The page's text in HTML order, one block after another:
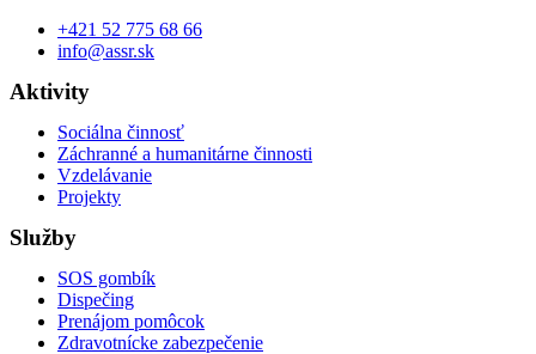
+421 52 775 68 66
info@assr.sk
Aktivity
Sociálna činnosť
Záchranné a humanitárne činnosti
Vzdelávanie
Projekty
Služby
SOS gombík
Dispečing
Prenájom pomôcok
Zdravotnícke zabezpečenie